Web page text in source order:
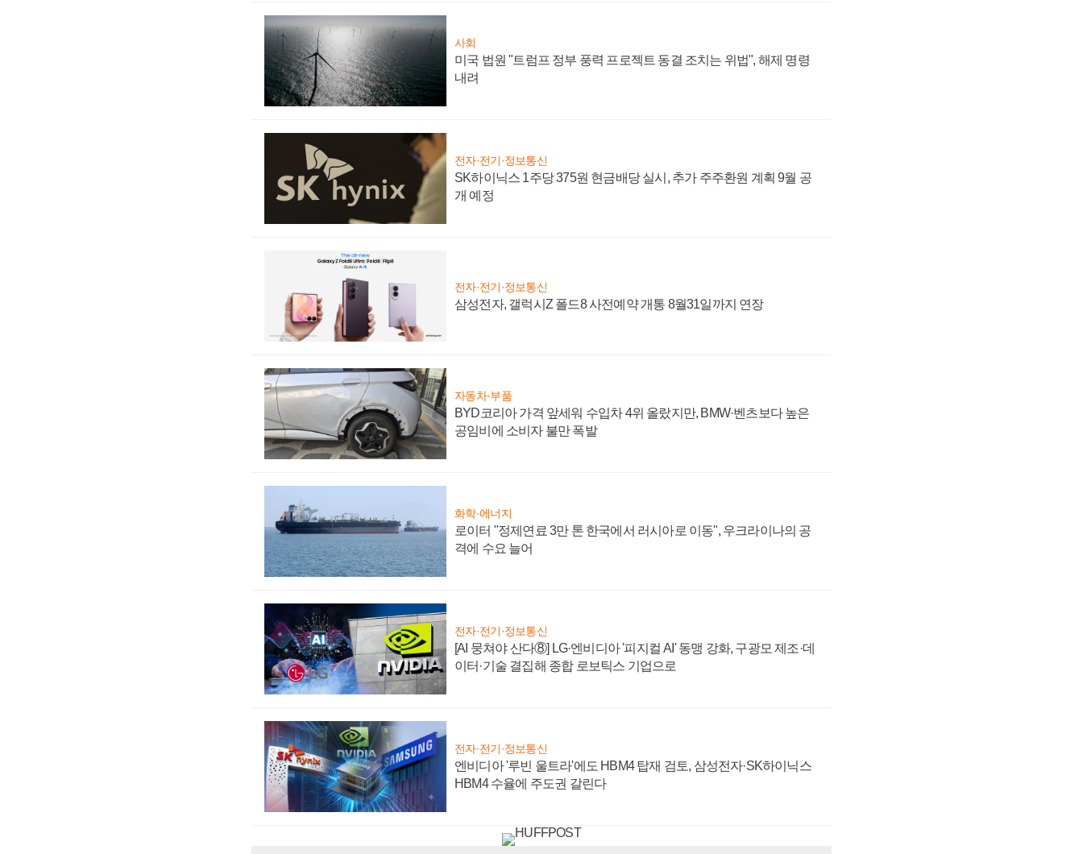
사회
미국 법원 "트럼프 정부 풍력 프로젝트 동결 조치는 위법", 해제 명령
내려
전자·전기·정보통신
SK하이닉스 1주당 375원 현금배당 실시, 추가 주주환원 계획 9월 공
개 예정
전자·전기·정보통신
삼성전자, 갤럭시Z 폴드8 사전예약 개통 8월31일까지 연장
자동차·부품
BYD코리아 가격 앞세워 수입차 4위 올랐지만, BMW·벤츠보다 높은
공임비에 소비자 불만 폭발
화학·에너지
로이터 "정제연료 3만 톤 한국에서 러시아로 이동", 우크라이나의 공
격에 수요 늘어
전자·전기·정보통신
[AI 뭉쳐야 산다⑧] LG·엔비디아 '피지컬 AI' 동맹 강화, 구광모 제조·데
이터·기술 결집해 종합 로보틱스 기업으로
전자·전기·정보통신
엔비디아 '루빈 울트라'에도 HBM4 탑재 검토, 삼성전자·SK하이닉스
HBM4 수율에 주도권 갈린다